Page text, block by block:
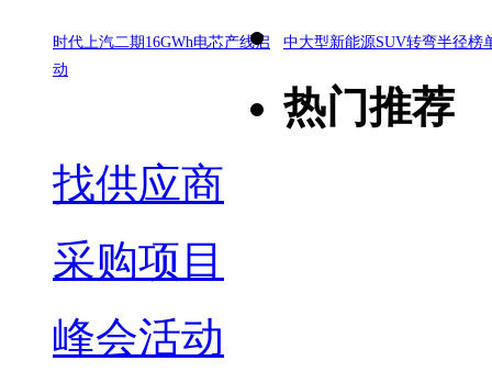
时代上汽二期16GWh电芯产线启
动
中大型新能源SUV转弯半径榜
热门推荐
找供应商
采购项目
峰会活动